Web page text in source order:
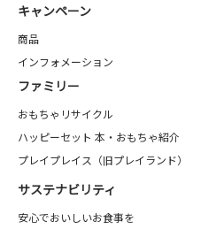
キャンペーン
商品
インフォメーション
ファミリー
おもちゃリサイクル
ハッピーセット 本・おもちゃ紹介
プレイプレイス（旧プレイランド）
サステナビリティ
安心でおいしいお食事を